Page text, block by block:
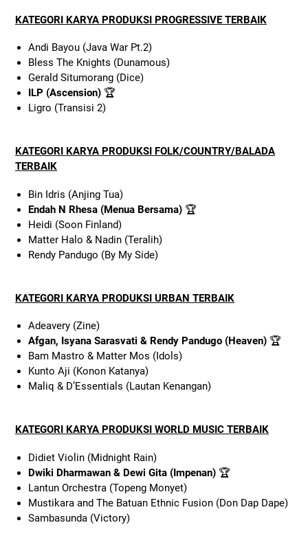
KATEGORI KARYA PRODUKSI PROGRESSIVE TERBAIK
Andi Bayou (Java War Pt.2)
Bless The Knights (Dunamous)
Gerald Situmorang (Dice)
ILP (Ascension)🏆
Ligro (Transisi 2)
KATEGORI KARYA PRODUKSI FOLK/COUNTRY/BALADA
TERBAIK
Bin Idris (Anjing Tua)
Endah N Rhesa (Menua Bersama)🏆
Heidi (Soon Finland)
Matter Halo & Nadin (Teralih)
Rendy Pandugo (By My Side)
KATEGORI KARYA PRODUKSI URBAN TERBAIK
Adeavery (Zine)
Afgan, Isyana Sarasvati & Rendy Pandugo (Heaven)🏆
Bam Mastro & Matter Mos (Idols)
Kunto Aji (Konon Katanya)
Maliq & D’Essentials (Lautan Kenangan)
KATEGORI KARYA PRODUKSI WORLD MUSIC TERBAIK
Didiet Violin (Midnight Rain)
Dwiki Dharmawan & Dewi Gita (Impenan)🏆
Lantun Orchestra (Topeng Monyet)
Mustikara and The Batuan Ethnic Fusion (Don Dap Dape)
Sambasunda (Victory)